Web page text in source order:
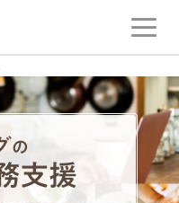
食べログの集客